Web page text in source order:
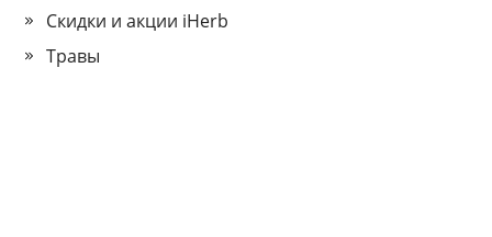
Скидки и акции iHerb
Травы